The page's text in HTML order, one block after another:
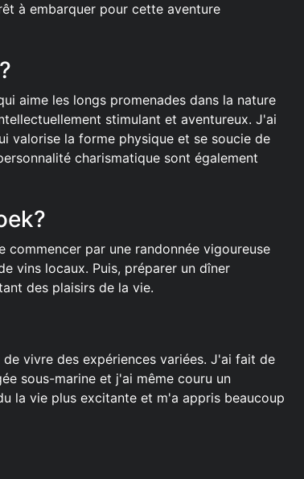
à embarquer pour cette aventure
aime les longs promenades dans la nature
stimulant et aventureux. J'ai
valorise la forme physique et se soucie de
charismatique sont également
par une randonnée vigoureuse
vins locaux. Puis, préparer un dîner
des plaisirs de la vie.
vivre des expériences variées. J'ai fait de
sous-marine et j'ai même couru un
la vie plus excitante et m'a appris beaucoup